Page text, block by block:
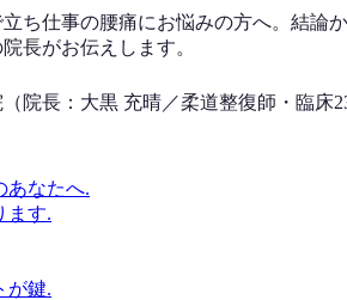
仕事の腰痛にお悩みの方へ。結論
長がお伝えします。
院長：大黒 充晴／柔道整復師・臨床
なたへ.
ます.
が鍵.